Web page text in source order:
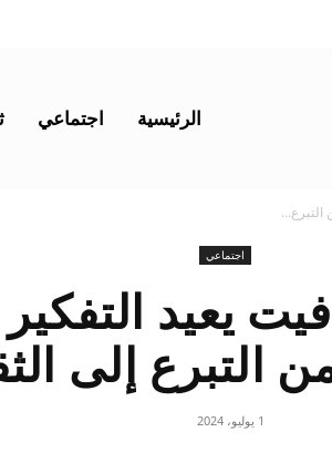
الرئيسية اجتماعي
التبرع...
اجتماعي
يعيد
التبرع إلى
1 يوليو، 2024